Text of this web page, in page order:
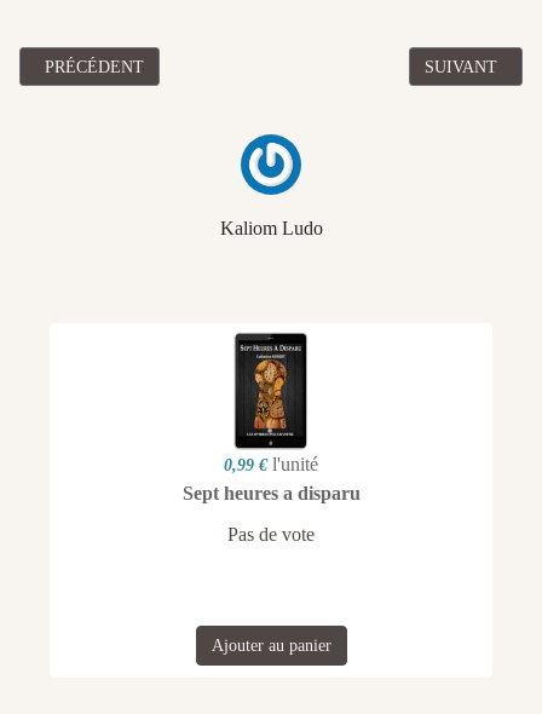
Kaliom Ludo
ARTICLE PRÉCÉDENT : MENTIONS LÉGALES ET CONDITIONS
PRÉCÉDENT ARTICLE
SUIVANT
0,99 € l'unité
Sept heures a disparu
Pas de vote
Ajouter au panier